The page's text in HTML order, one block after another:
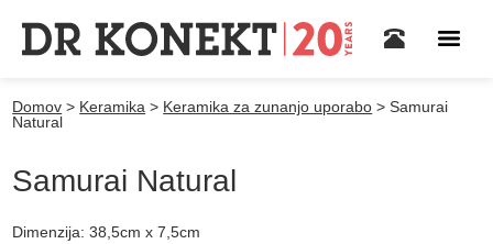
Domov > Keramika > Keramika za zunanjo uporabo >Samurai
Natural
Samurai Natural
Dimenzija: 38,5cm x 7,5cm